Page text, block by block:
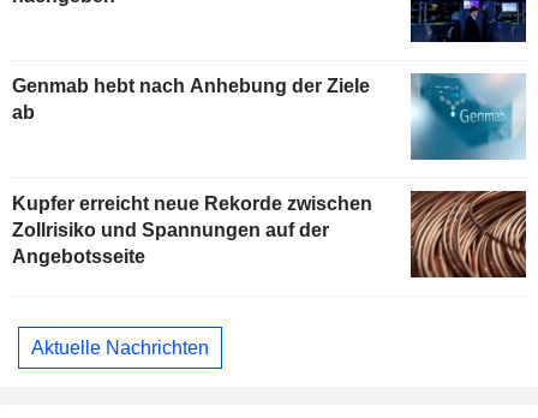
Genmab hebt nach Anhebung der Ziele
ab
Kupfer erreicht neue Rekorde zwischen
Zollrisiko und Spannungen auf der
Angebotsseite
Aktuelle Nachrichten